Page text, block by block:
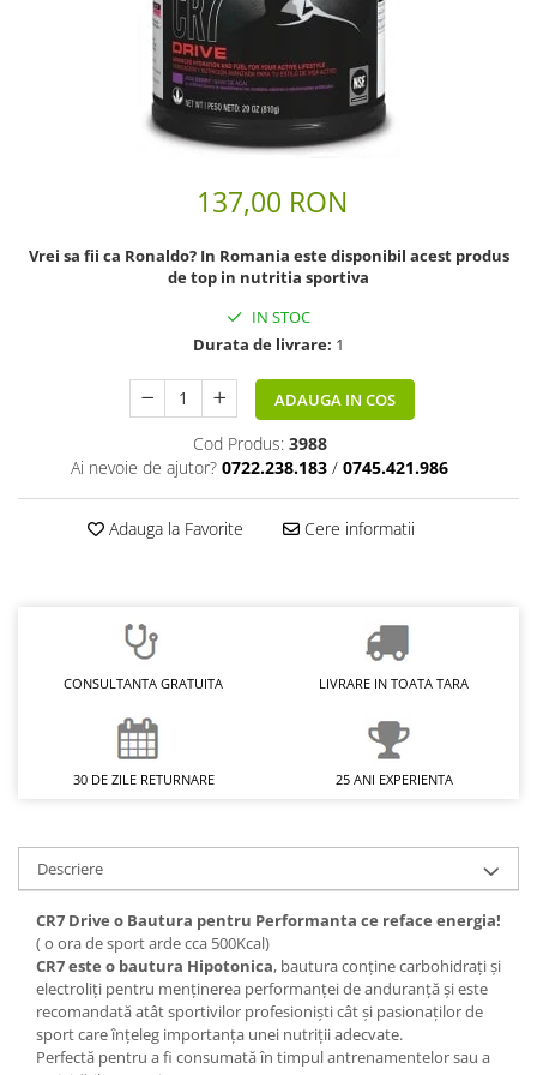
Scaderea Colesterolului
Produse vegetarieni, vegani
Gateste cu Herbalife
Hidratare Optima
137,00 RON
Vrei sa fii ca Ronaldo? In Romania este disponibil acest produs
de top in nutritia sportiva
IN STOC
Durata de livrare: 1
ADAUGA IN COS
Cod Produs: 3988
Ai nevoie de ajutor? 0722.238.183 / 0745.421.986
Adauga la Favorite Cere informatii
CONSULTANTA GRATUITA LIVRARE IN TOATA TARA
30 DE ZILE RETURNARE 25 ANI EXPERIENTA
Descriere
CR7 Drive o Bautura pentru Performanta ce reface energia!
( o ora de sport arde cca 500Kcal)
CR7 este o bautura Hipotonica, bautura conţine carbohidraţi şi
electroliţi pentru menţinerea performanţei de anduranţă şi este
recomandată atât sportivilor profesionişti cât şi pasionaţilor de
sport care înţeleg importanţa unei nutriţii adecvate.
Perfectă pentru a fi consumată în timpul antrenamentelor sau a